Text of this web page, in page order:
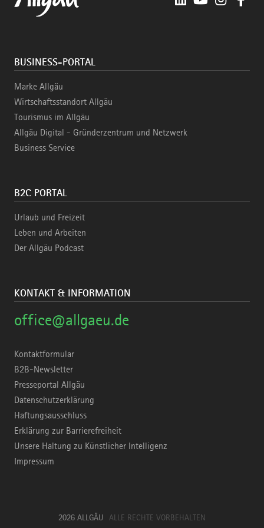
BUSINESS-PORTAL
Marke Allgäu
Wirtschaftsstandort Allgäu
Tourismus im Allgäu
Allgäu Digital - Gründerzentrum und Netzwerk
Business Service
B2C PORTAL
Urlaub und Freizeit
Leben und Arbeiten
Der Allgäu Podcast
KONTAKT & INFORMATION
office@allgaeu.de
Kontaktformular
B2B-Newsletter
Presseportal Allgäu
Datenschutzerklärung
Haftungsausschluss
Erklärung zur Barrierefreiheit
Unsere Haltung zu Künstlicher Intelligenz
Impressum
2026 ALLGÄU ALLE RECHTE VORBEHALTEN